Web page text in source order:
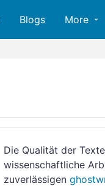
Blogs More
Die Qualität der
wissenschaftliche
zuverlässigen